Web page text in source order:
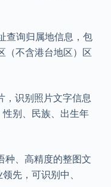
查询归属地信息，包
（不含港台地区）区
，识别照片文字信息
别、民族、出生年
种、高精度的整图文
先，可识别中、